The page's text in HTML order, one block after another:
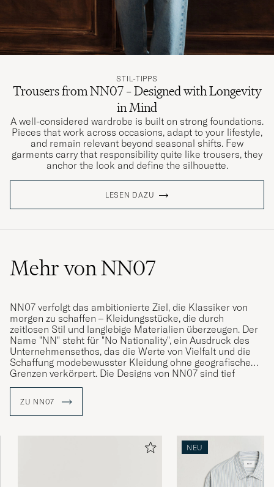
STIL-TIPPS
Trousers from NN07 – Designed with Longevity
in Mind
A well-considered wardrobe is built on strong foundations.
Pieces that work across occasions, adapt to your lifestyle,
and remain relevant beyond seasonal shifts. Few
garments carry that responsibility quite like trousers, they
anchor the look and define the silhouette.
LESEN DAZU
Mehr von NN07
NN07 verfolgt das ambitionierte Ziel, die Klassiker von
morgen zu schaffen – Kleidungsstücke, die durch
zeitlosen Stil und langlebige Materialien überzeugen. Der
Name "NN" steht für "No Nationality", ein Ausdruck des
Unternehmensethos, das die Werte von Vielfalt und die
Schaffung modebewusster Kleidung ohne geografische
Grenzen verkörpert. Die Designs von NN07 sind tief
inspiriert von den Begegnungen und Kulturen, die die
kennengelernt haben, und spiegeln die universelle
Sprache der Mode wider
NN07, 2007 gegründet, hat sich durch seine akribische
Liebe zum Detail einen Namen gemacht. Jedes
Kleidungsstück verkörpert eine subtile, aber meisterhafte
Handwerkskunst, die den Träger dazu inspirieren soll, die
Sorgfalt und Hingabe hinter jedem einzelnen Design
ZU NN07
NEU